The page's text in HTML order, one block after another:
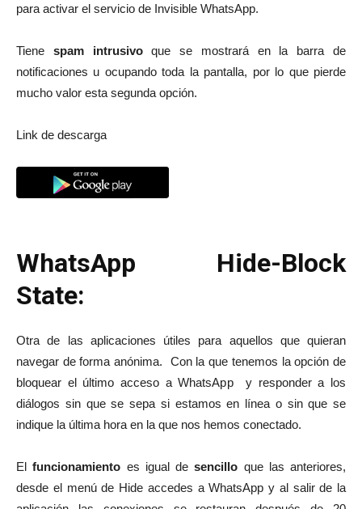
para activar el servicio de Invisible WhatsApp.
Tiene spam intrusivoque se mostrará en la barra de
notificaciones u ocupando toda la pantalla, por lo que pierde
mucho valor esta segunda opción.
Link de descarga
WhatsApp Hide-Block
State:
Otra de las aplicaciones útiles para aquellos que quieran
navegar de forma anónima. Con la que tenemos la opción de
bloquear el último acceso a WhatsApp y responder a los
diálogos sin que se sepa si estamos en línea o sin que se
indique la última hora en la que nos hemos conectado.
Elfuncionamiento es igual desencillo que las anteriores,
desde el menú de Hide accedes a WhatsApp y al salir de la